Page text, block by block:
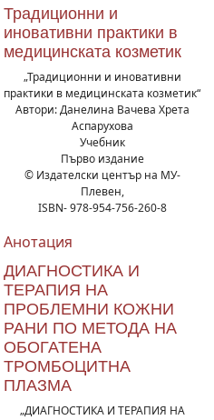
Традиционни и
иновативни практики в
медицинската козметик
„Традиционни и иновативни
практики в медицинската козметик“
Автори: Данелина Вачева Хрета
Аспарухова
Учебник
Първо издание
© Издателски център на МУ-
Плевен,
ISBN- 978-954-756-260-8
Анотация
ДИАГНОСТИКА И
ТЕРАПИЯ НА
ПРОБЛЕМНИ КОЖНИ
РАНИ ПО МЕТОДА НА
ОБОГАТЕНА
ТРОМБОЦИТНА
ПЛАЗМА
„ДИАГНОСТИКА И ТЕРАПИЯ НА